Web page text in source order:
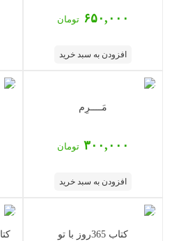
۶۵۰,۰۰۰ تومان
افزودن به سبد خرید
مَــــرِم
۳۰۰,۰۰۰ تومان
افزودن به سبد خرید
کتاب 365روز با تو